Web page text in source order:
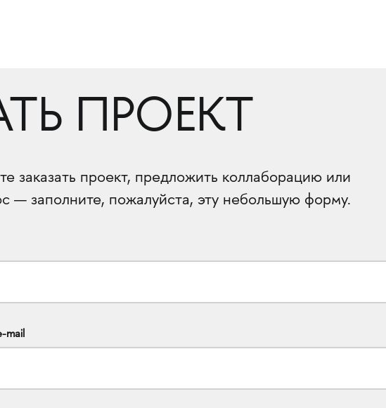
ПРОЕКТ
заказать проект, предложить коллаборацию или
— заполните, пожалуйста, эту небольшую форму.
mail